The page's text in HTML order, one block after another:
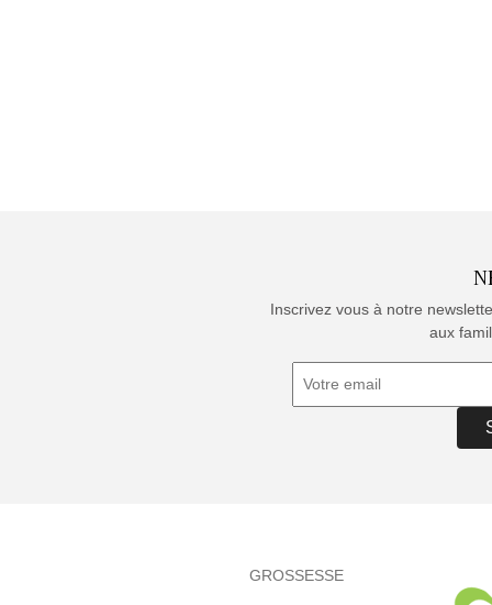
Inscrivez vous à notre
aux
GROSSESSE